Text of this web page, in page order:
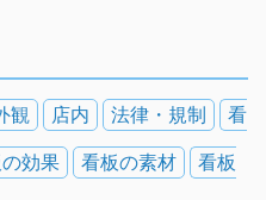
観 店内 法律・規制 看
効果 看板の素材 看板